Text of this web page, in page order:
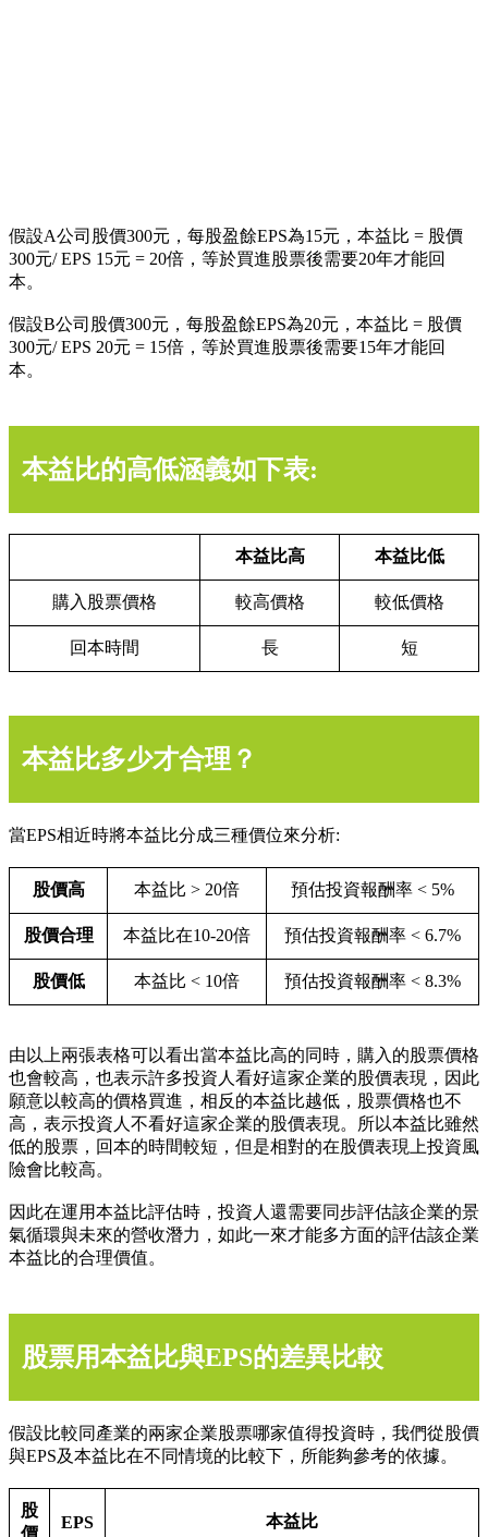
假設A公司股價300元，每股盈餘EPS為15元，本益比 = 股價
300元/ EPS 15元 = 20倍，等於買進股票後需要20年才能回
本。
假設B公司股價300元，每股盈餘EPS為20元，本益比 = 股價
300元/ EPS 20元 = 15倍，等於買進股票後需要15年才能回
本。
本益比的高低涵義如下表:
本益比高 本益比低
購入股票價格 較高價格 較低價格
回本時間 長 短
本益比多少才合理？
當EPS相近時將本益比分成三種價位來分析:
股價高 本益比 > 20倍 預估投資報酬率 < 5%
股價合理 本益比在10-20倍 預估投資報酬率 < 6.7%
股價低 本益比 < 10倍 預估投資報酬率 < 8.3%
由以上兩張表格可以看出當本益比高的同時，購入的股票價格
也會較高，也表示許多投資人看好這家企業的股價表現，因此
願意以較高的價格買進，相反的本益比越低，股票價格也不
高，表示投資人不看好這家企業的股價表現。所以本益比雖然
低的股票，回本的時間較短，但是相對的在股價表現上投資風
險會比較高。
因此在運用本益比評估時，投資人還需要同步評估該企業的景
氣循環與未來的營收潛力，如此一來才能多方面的評估該企業
本益比的合理價值。
股票用本益比與EPS的差異比較
假設比較同產業的兩家企業股票哪家值得投資時，我們從股價
與EPS及本益比在不同情境的比較下，所能夠參考的依據。
股
EPS 本益比